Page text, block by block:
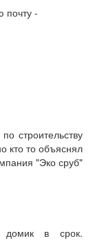
почту -
строительству
кто то объяснял
"Эко сруб"
домик в срок.